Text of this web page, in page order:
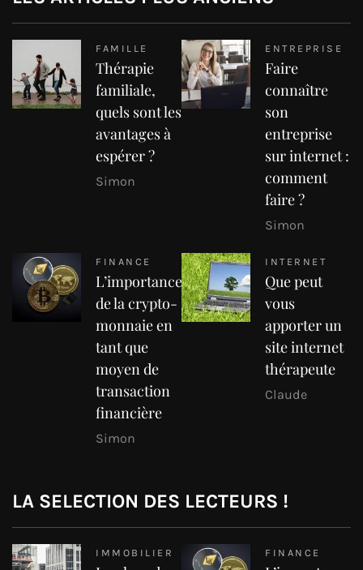
FAMILLE
Thérapie
familiale,
quels sont les
avantages à
espérer ?
Simon
ENTREPRISE
Faire
connaître
son
entreprise
sur internet :
comment
faire ?
Simon
FINANCE
L’importance
de la crypto-
monnaie en
tant que
moyen de
transaction
financière
Simon
INTERNET
Que peut
vous
apporter un
site internet
thérapeute
Claude
LA SELECTION DES LECTEURS !
IMMOBILIER FINANCE